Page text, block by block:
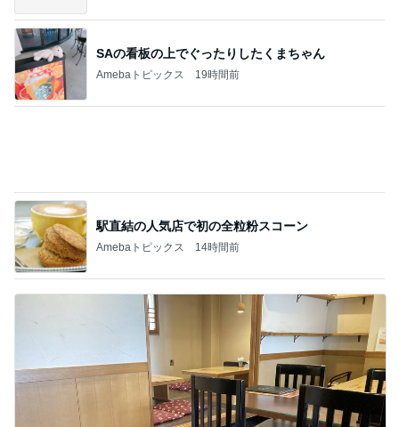
駅直結の人気店で初の全粒粉スコーン
Amebaトピックス 14時間前
鶏肉の旨みとコクのスープカレー
13時間前
記事を読む